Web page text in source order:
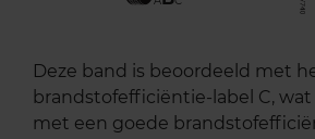
Deze band is beoordeeld met
brandstofefficiëntie-label C,
met een goede